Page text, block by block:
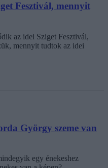
Fesztivál, mennyit
az idei Sziget Fesztivál,
mennyit tudtok az idei
György szeme van
egy énekeshez